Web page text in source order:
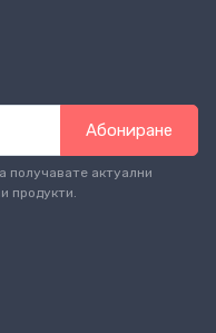
Абониране
получавате актуални
продукти.